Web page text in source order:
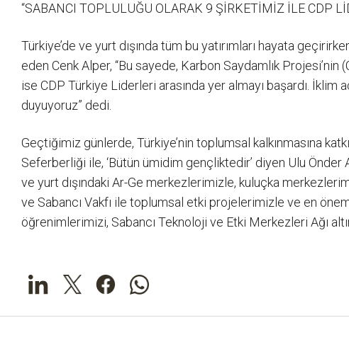
“SABANCI TOPLULUĞU OLARAK 9 ŞİRKETİMİZ İLE CDP
Türkiye’de ve yurt dışında tüm bu yatırımları hayata
eden Cenk Alper, “Bu sayede, Karbon Saydamlık
ise CDP Türkiye Liderleri arasında yer almayı başardı.
duyuyoruz” dedi.
Geçtiğimiz günlerde, Türkiye’nin toplumsal kalkınmasına
Seferberliği ile, ‘Bütün ümidim gençliktedir’ diyen Ulu
ve yurt dışındaki Ar-Ge merkezlerimizle, kuluçka
ve Sabancı Vakfı ile toplumsal etki projelerimizle ve en
öğrenimlerimizi, Sabancı Teknoloji ve Etki Merkezleri Ağı